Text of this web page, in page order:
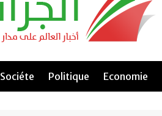
Sociéte Politique Economie